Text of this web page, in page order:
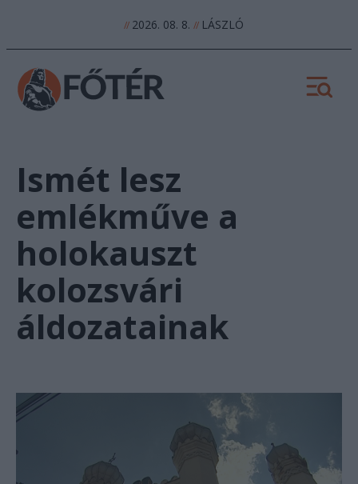
//2026. 08. 8. //LÁSZLÓ
Ismét lesz
emlékműve a
holokauszt
kolozsvári
áldozatainak